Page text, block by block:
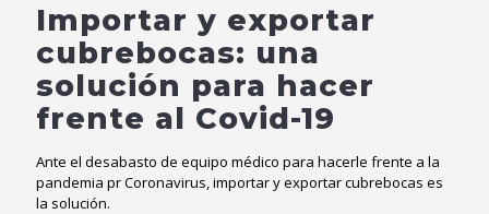
Importar y exportar
cubrebocas: una
solución para hacer
frente al Covid-19
Ante el desabasto de equipo médico para hacerle frente a la
pandemia pr Coronavirus, importar y exportar cubrebocas es
la solución.